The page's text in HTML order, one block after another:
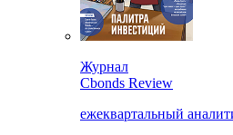
Журнал
Cbonds Review
ежеквартальный